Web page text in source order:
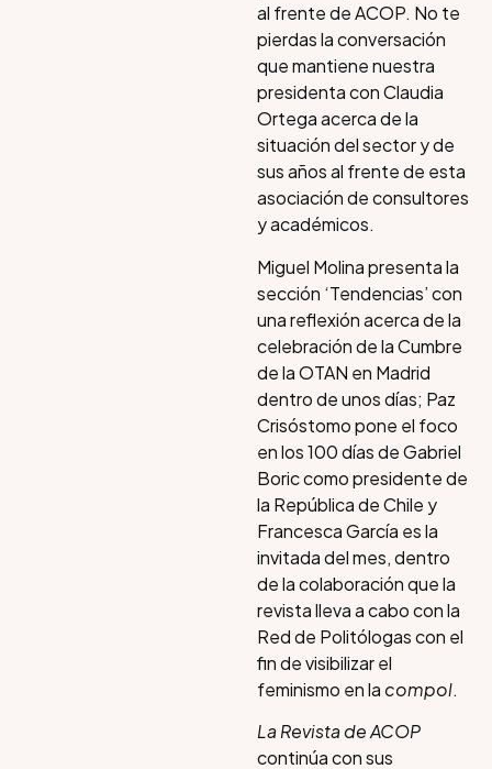
al frente de ACOP. No te
pierdas la conversación
que mantiene nuestra
presidenta con Claudia
Ortega acerca de la
situación del sector y de
sus años al frente de esta
asociación de consultores
y académicos.
Miguel Molina presenta la
sección ‘Tendencias’ con
una reflexión acerca de la
celebración de la Cumbre
de la OTAN en Madrid
dentro de unos días; Paz
Crisóstomo pone el foco
en los 100 días de Gabriel
Boric como presidente de
la República de Chile y
Francesca García es la
invitada del mes, dentro
de la colaboración que la
revista lleva a cabo con la
Red de Politólogas con el
fin de visibilizar el
feminismo en la compol.
La Revista de ACOP
continúa con sus